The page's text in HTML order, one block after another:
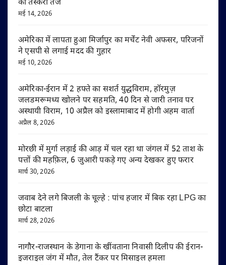
की तस्करी तेज
मई 14, 2026
अमेरिका में लापता हुआ मिर्जापुर का मर्चेंट नेवी अफसर, परिजनों
ने एसपी से लगाई मदद की गुहार
मई 10, 2026
अमेरिका-ईरान में 2 हफ्ते का सशर्त युद्धविराम, हॉरमुज़
जलडमरूमध्य खोलने पर सहमति, 40 दिन से जारी तनाव पर
अस्थायी विराम, 10 अप्रैल को इस्लामाबाद में होगी अहम वार्ता
अप्रैल 8, 2026
मोरछी में मुर्गा लड़ाई की आड़ में चल रहा था जंगल में 52 ताश के
पत्तों की महफ़िल, 6 जुआरी पकड़े गए अन्य देखकर हुए फरार
मार्च 30, 2026
जवाब देने लगे बिजली के चूल्हे : पांच हजार में बिक रहा LPG का
छोटा बाटला
मार्च 28, 2026
नागौर-राजस्थान के डेगाना के खींवताना निवासी दिलीप की ईरान-
इजराइल जंग में मौत, तेल टैंकर पर मिसाइल हमला